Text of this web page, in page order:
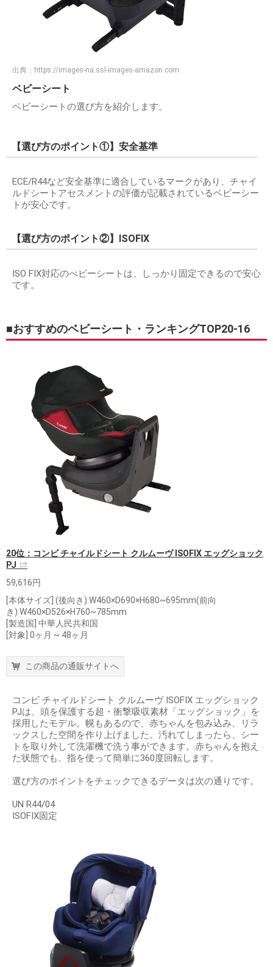
出典： https://images-na.ssl-images-amazon.com
ベビーシート
ベビーシートの選び方を紹介します。
【選び方のポイント①】安全基準
ECE/R44など安全基準に適合しているマークがあり、チャイ
ルドシートアセスメントの評価が記載されているベビーシー
トが安心です。
【選び方のポイント②】ISOFIX
ISO FIX対応のべビーシートは、しっかり固定できるので安心
です。
■おすすめのベビーシート・ランキングTOP20-16
20位：コンビ チャイルドシート クルムーヴ ISOFIX エッグショック
PJ
59,616円
[本体サイズ] (後向き):W460×D690×H680~695mm(前向
き):W460×D526×H760~785mm
[製造国] 中華人民共和国
[対象] 0ヶ月 ~ 48ヶ月
この商品の通販サイトへ
コンビ チャイルドシート クルムーヴ ISOFIX エッグショック
PJは、頭を保護する超・衝撃吸収素材「エッグショック」を
採用したモデル。幌もあるので、赤ちゃんを包み込み、リラ
ックスした空間を作り上げました。汚れてしまったら、シー
トを取り外して洗濯機で洗う事ができます。赤ちゃんを抱え
た状態でも、指を使って簡単に360度回転します。
選び方のポイントをチェックできるデータは次の通りです。
UN R44/04
ISOFIX固定